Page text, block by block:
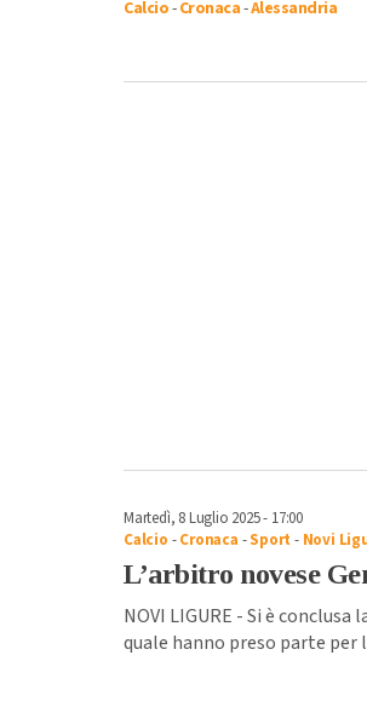
Calcio-Cronaca-Alessandria
Martedì, 8 Luglio 2025 - 17:00
Calcio -Cronaca -Sport - Novi
L’arbitro novese
NOVI LIGURE - Si è
quale hanno preso parte